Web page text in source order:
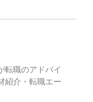
転職のアドバイ
紹介・転職エー